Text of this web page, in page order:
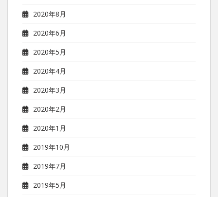
2020年8月
2020年6月
2020年5月
2020年4月
2020年3月
2020年2月
2020年1月
2019年10月
2019年7月
2019年5月